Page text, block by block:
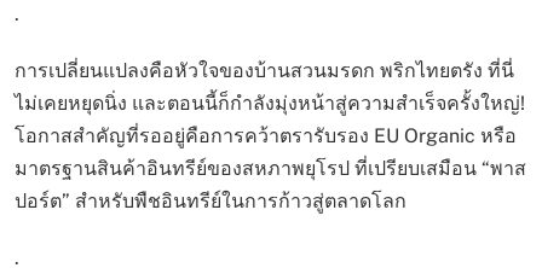
.
การเปลี่ยนแปลงคือหัวใจของบ้านสวนมรดก พริกไทยตรัง ที่นี่
ไม่เคยหยุดนิ่ง และตอนนี้ก็กำลังมุ่งหน้าสู่ความสำเร็จครั้งใหญ่!
โอกาสสำคัญที่รออยู่คือการคว้าตรารับรอง EU Organic หรือ
มาตรฐานสินค้าอินทรีย์ของสหภาพยุโรป ที่เปรียบเสมือน “พาส
ปอร์ต” สำหรับพืชอินทรีย์ในการก้าวสู่ตลาดโลก
.